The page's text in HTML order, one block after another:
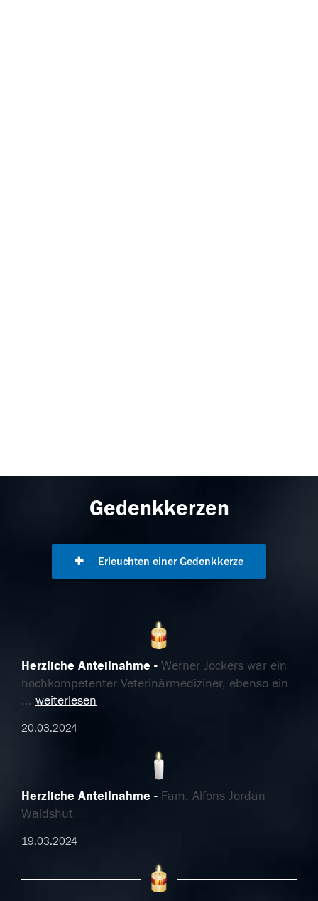
Gedenkkerzen
Erleuchten einer Gedenkkerze
Herzliche Anteilnahme
Werner Jockers war ein
hochkompetenter Veterinärmediziner, ebenso ein
... weiterlesen
20.03.2024
Herzliche Anteilnahme
Fam. Alfons Jordan
Waldshut
19.03.2024